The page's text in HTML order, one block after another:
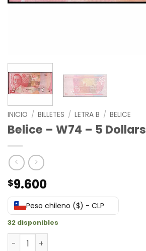
INICIO / BILLETES / LETRA B / BELICE
Belice – W74 – 5 Dollars
$9.600
Peso chileno ($) - CLP
32 disponibles
Belice - W74 - 5 Dollars cantidad